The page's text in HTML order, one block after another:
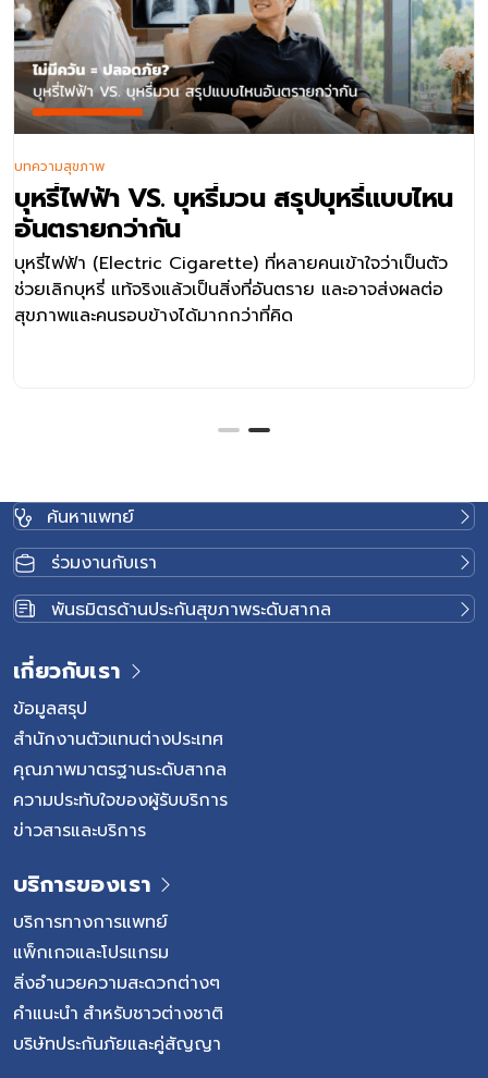
บุหรี่ไฟฟ้า VS. บุหรี่มวน สรุปบุหรี่แบบไหน
อันตรายกว่ากัน
บุหรี่ไฟฟ้า (Electric Cigarette) ที่หลายคนเข้าใจว่าเป็นตัว
ช่วยเลิกบุหรี่ แท้จริงแล้วเป็นสิ่งที่อันตราย และอาจส่งผลต่อ
สุขภาพและคนรอบข้างได้มากกว่าที่คิด
บทความสุขภาพ
ค้นหาแพทย์
ร่วมงานกับเรา
พันธมิตรด้านประกันสุขภาพระดับสากล
เกี่ยวกับเรา
ข้อมูลสรุป
สำนักงานตัวแทนต่างประเทศ
คุณภาพมาตรฐานระดับสากล
ความประทับใจของผู้รับบริการ
ข่าวสารและบริการ
บริการของเรา
บริการทางการแพทย์
แพ็กเกจและโปรแกรม
สิ่งอำนวยความสะดวกต่างๆ
คำแนะนำ สำหรับชาวต่างชาติ
บริษัทประกันภัยและคู่สัญญา